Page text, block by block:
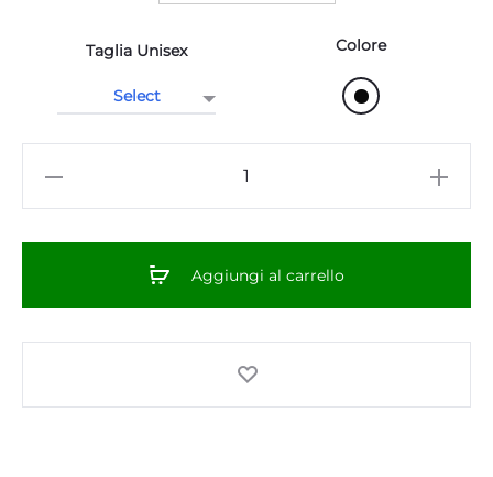
Taglia Unisex Colore
-
Aggiungi al carrello